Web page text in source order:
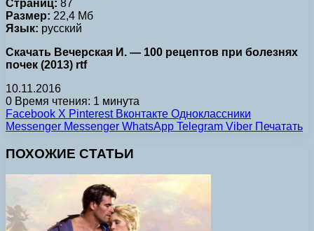
Страниц: 87
Размер: 22,4 Мб
Язык: русский
Скачать Вечерская И. — 100 рецептов при болезнях
почек (2013) rtf
10.11.2016
0 Время чтения: 1 минута
Facebook X Pinterest Вконтакте Одноклассники
Messenger Messenger WhatsApp Telegram Viber Печатать
ПОХОЖИЕ СТАТЬИ